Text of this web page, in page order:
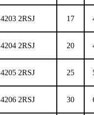
4203 2RSJ 17
4204 2RSJ 20
4205 2RSJ 25
4206 2RSJ 30